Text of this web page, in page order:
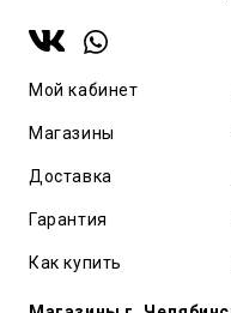
Мой кабинет
Магазины
Доставка
Гарантия
Как купить